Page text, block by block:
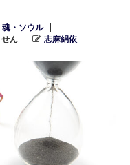
魂・ソウル
ん
志麻絹依